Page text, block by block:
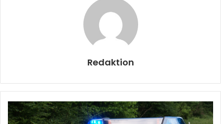
Redaktion